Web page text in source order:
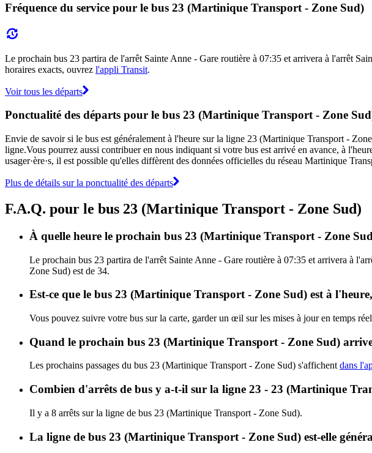
Fréquence du service pour le bus 23 (Martinique Transport - Zone Sud)
Le prochain bus 23 partira de l'arrêt Sainte Anne - Gare routière à 07:35 et arrivera à l'arrêt
horaires exacts, ouvrez l'appli Transit.
Voir tous les départs
Ponctualité des départs pour le bus 23 (Martinique Transport - Zone
Envie de savoir si le bus est généralement à l'heure sur la ligne 23 (Martinique Transport -
ligne.Vous pourrez aussi contribuer en nous indiquant si votre bus est arrivé en avance, à
usager·ère·s, il est possible qu'elles diffèrent des données officielles du réseau Martinique
Plus de détails sur la ponctualité des départs
F.A.Q. pour le bus 23 (Martinique Transport - Zone Sud)
À quelle heure le prochain bus 23 (Martinique Transport - Zone
Le prochain bus 23 partira de l'arrêt Sainte Anne - Gare routière à 07:35 et arrivera à
Zone Sud) est de 34.
Est-ce que le bus 23 (Martinique Transport - Zone Sud) est à
Vous pouvez suivre votre bus sur la carte, garder un œil sur les mises à jour en temps
Quand le prochain bus 23 (Martinique Transport - Zone Sud)
Les prochains passages du bus 23 (Martinique Transport - Zone Sud) s'affichent dans
Combien d'arrêts de bus y a-t-il sur la ligne 23 - 23 (Martinique
Il y a 8 arrêts sur la ligne de bus 23 (Martinique Transport - Zone Sud).
La ligne de bus 23 (Martinique Transport - Zone Sud) est-elle